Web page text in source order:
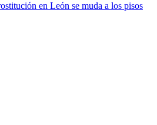
en León se muda a los pisos